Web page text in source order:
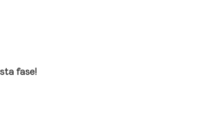
fase!